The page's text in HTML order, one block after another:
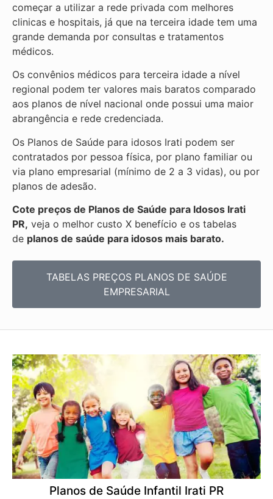
começar a utilizar a rede privada com melhores
clinicas e hospitais, já que na terceira idade tem uma
grande demanda por consultas e tratamentos
médicos.
Os convênios médicos para terceira idade a nível
regional podem ter valores mais baratos comparado
aos planos de nível nacional onde possui uma maior
abrangência e rede credenciada.
Os Planos de Saúde para idosos Irati podem ser
contratados por pessoa física, por plano familiar ou
via plano empresarial (mínimo de 2 a 3 vidas), ou por
planos de adesão.
Cote preços de Planos de Saúde para Idosos Irati
PR, veja o melhor custo X benefício e os tabelas
de planos de saúde para idosos mais barato.
TABELAS PREÇOS PLANOS DE SAÚDE
EMPRESARIAL
Planos de Saúde Infantil Irati PR